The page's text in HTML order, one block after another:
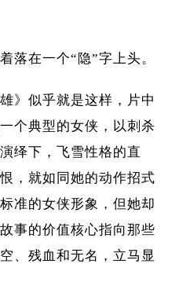
落在一个“隐”字上头。
》似乎就是这样，片中
个典型的女侠，以刺杀
绎下，飞雪性格的直
，就如同她的动作招式
准的女侠形象，但她却
事的价值核心指向那些
、残血和无名，立马显